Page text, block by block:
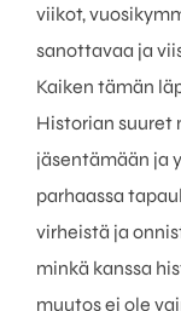
viikot,
sanottavaa ja
Kaiken tämän
Historian
jäsentämään ja
parhaassa
virheistä ja
minkä kanssa
muutos ei ole